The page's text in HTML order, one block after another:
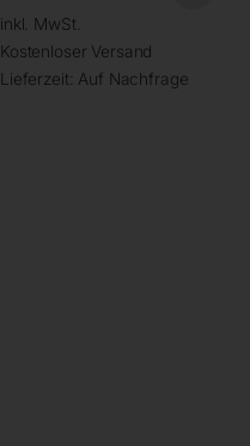
inkl. MwSt.
Kostenloser Versand
Lieferzeit: Auf Nachfrage